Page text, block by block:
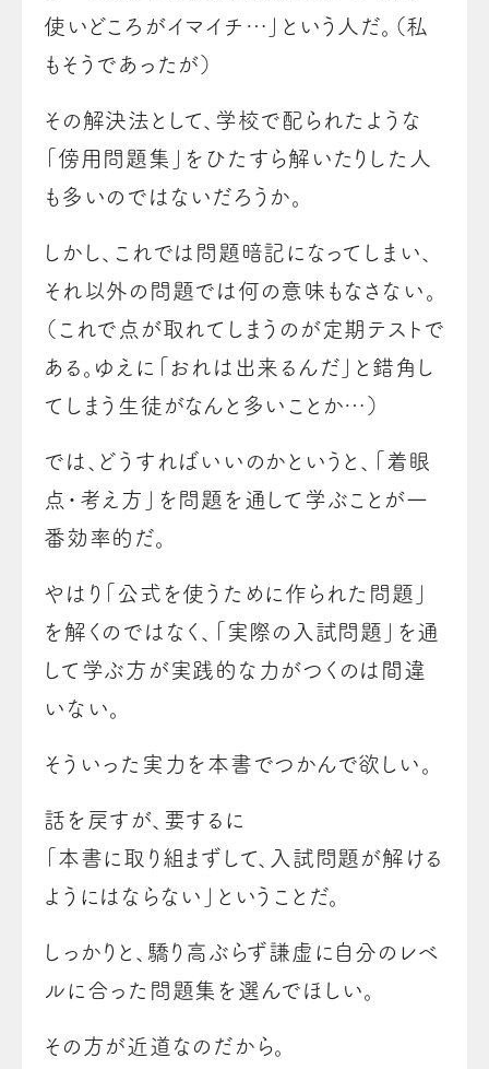
使いどころがイマイチ…」という人だ。（私
もそうであったが）
その解決法として、学校で配られたような
「傍用問題集」をひたすら解いたりした人
も多いのではないだろうか。
しかし、これでは問題暗記になってしまい、
それ以外の問題では何の意味もなさない。
（これで点が取れてしまうのが定期テストで
ある。ゆえに「おれは出来るんだ」と錯角し
てしまう生徒がなんと多いことか…）
では、どうすればいいのかというと、「着眼
点・考え方」を問題を通して学ぶことが一
番効率的だ。
やはり「公式を使うために作られた問題」
を解くのではなく、「実際の入試問題」を通
して学ぶ方が実践的な力がつくのは間違
いない。
そういった実力を本書でつかんで欲しい。
話を戻すが、要するに
「本書に取り組まずして、入試問題が解ける
ようにはならない」ということだ。
しっかりと、驕り高ぶらず謙虚に自分のレベ
ルに合った問題集を選んでほしい。
その方が近道なのだから。